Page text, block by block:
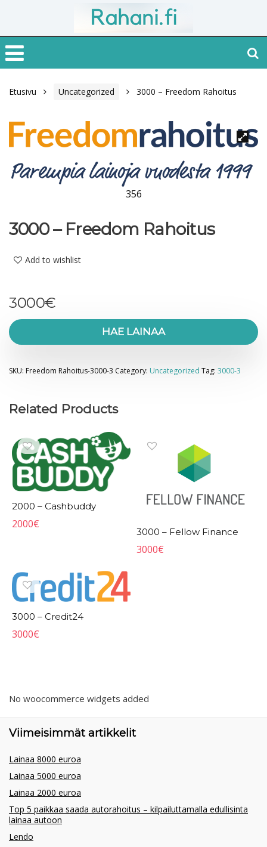
Etusivu Uncategorized 3000 – Freedom Rahoitus
356
3000 – Freedom Rahoitus
Add to wishlist
3000€
HAE LAINAA
SKU: Freedom Rahoitus-3000-3 Category: Uncategorized Tag: 3000-3
Related Products
2000 – Cashbuddy
2000€
3000 – Fellow Finance
3000€
3000 – Credit24
3000€
No woocommerce widgets added
Viimeisimmät artikkelit
Lainaa 8000 euroa
Lainaa 5000 euroa
Lainaa 2000 euroa
Top 5 paikkaa saada autorahoitus – kilpailuttamalla edullisinta
lainaa autoon
Lendo